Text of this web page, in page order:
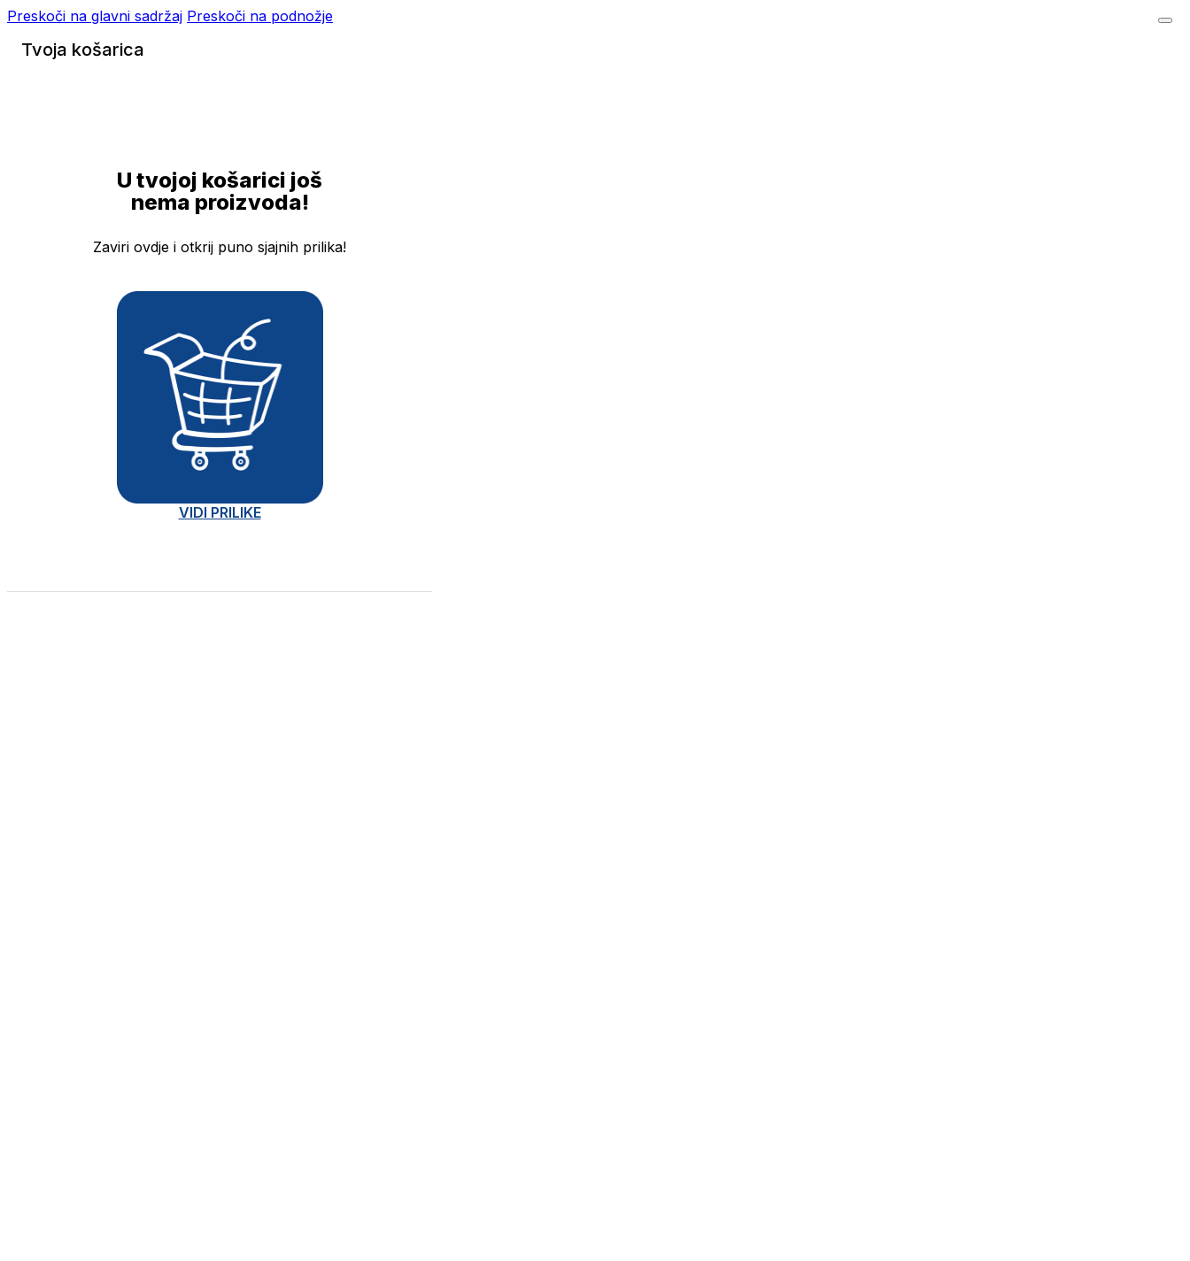
Preskoči na glavni sadržaj Preskoči na podnožje
Tvoja košarica
U tvojoj košarici još
nema proizvoda!
Zaviri ovdje i otkrij puno sjajnih prilika!
VIDI PRILIKE